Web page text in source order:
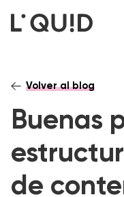
Volver al blog
Buenas
de